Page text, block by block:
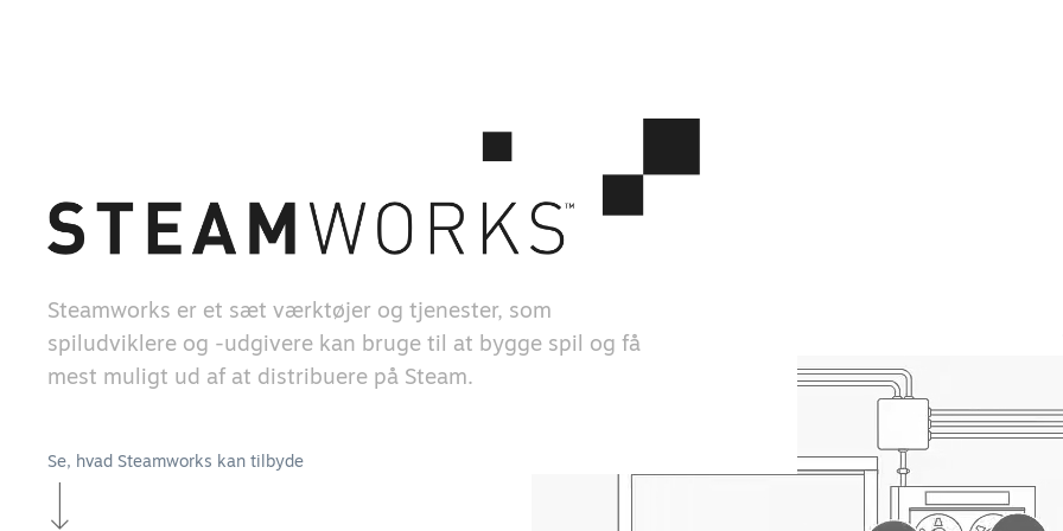
Steamworks er et sæt værktøjer og tjenester, som
spiludviklere og -udgivere kan bruge til at bygge spil og få
mest muligt ud af at distribuere på Steam.
Se, hvad Steamworks kan tilbyde